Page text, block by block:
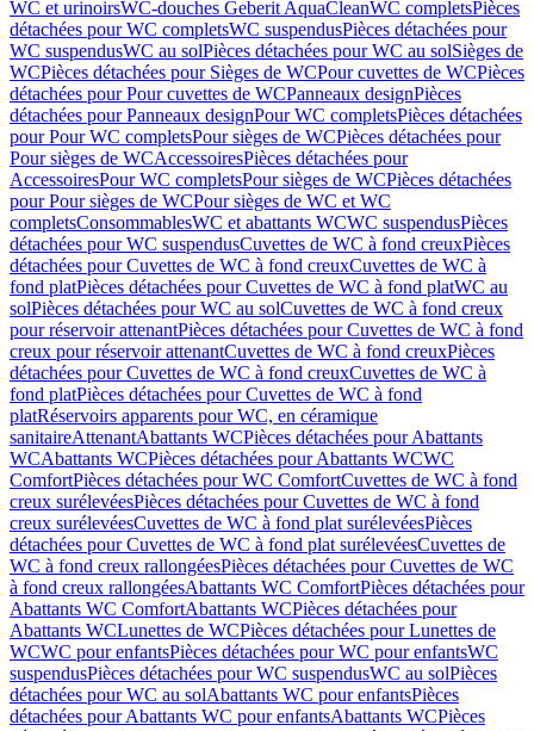
WC et urinoirsWC-douches Geberit AquaCleanWC completsPièces
détachées pour WC completsWC suspendusPièces détachées pour
WC suspendusWC au solPièces détachées pour WC au solSièges de
WCPièces détachées pour Sièges de WCPour cuvettes de WCPièces
détachées pour Pour cuvettes de WCPanneaux designPièces
détachées pour Panneaux designPour WC completsPièces détachées
pour Pour WC completsPour sièges de WCPièces détachées pour
Pour sièges de WCAccessoiresPièces détachées pour
AccessoiresPour WC completsPour sièges de WCPièces détachées
pour Pour sièges de WCPour sièges de WC et WC
completsConsommablesWC et abattants WCWC suspendusPièces
détachées pour WC suspendusCuvettes de WC à fond creuxPièces
détachées pour Cuvettes de WC à fond creuxCuvettes de WC à
fond platPièces détachées pour Cuvettes de WC à fond platWC au
solPièces détachées pour WC au solCuvettes de WC à fond creux
pour réservoir attenantPièces détachées pour Cuvettes de WC à fond
creux pour réservoir attenantCuvettes de WC à fond creuxPièces
détachées pour Cuvettes de WC à fond creuxCuvettes de WC à
fond platPièces détachées pour Cuvettes de WC à fond
platRéservoirs apparents pour WC, en céramique
sanitaireAttenantAbattants WCPièces détachées pour Abattants
WCAbattants WCPièces détachées pour Abattants WCWC
ComfortPièces détachées pour WC ComfortCuvettes de WC à fond
creux surélevéesPièces détachées pour Cuvettes de WC à fond
creux surélevéesCuvettes de WC à fond plat surélevéesPièces
détachées pour Cuvettes de WC à fond plat surélevéesCuvettes de
WC à fond creux rallongéesPièces détachées pour Cuvettes de WC
à fond creux rallongéesAbattants WC ComfortPièces détachées pour
Abattants WC ComfortAbattants WCPièces détachées pour
Abattants WCLunettes de WCPièces détachées pour Lunettes de
WCWC pour enfantsPièces détachées pour WC pour enfantsWC
suspendusPièces détachées pour WC suspendusWC au solPièces
détachées pour WC au solAbattants WC pour enfantsPièces
détachées pour Abattants WC pour enfantsAbattants WCPièces